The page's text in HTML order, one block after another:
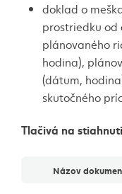
doklad o
prostriedku od
plánovaného
hodina),
(dátum,
skutočného
Tlačivá na
Dokumenty
Názov